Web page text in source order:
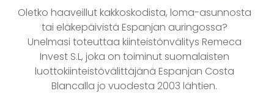
Oletko haaveillut kakkoskodista, loma-asunnosta
tai eläkepäivistä Espanjan auringossa?
Unelmasi toteuttaa kiinteistönvälitys Remeca
Invest S.L, joka on toiminut suomalaisten
luottokiinteistövälittäjänä Espanjan Costa
Blancalla jo vuodesta 2003 lähtien.